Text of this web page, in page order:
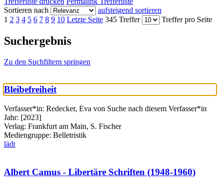
Sortieren nach
aufsteigend sortieren
1 2 3 4 5 6 7 8 9 10 Letzte Seite 345 Treffer Treffer pro Seite
Suchergebnis
Zu den Suchfiltern springen
Bleibefreiheit
Verfasser*in: Redecker, Eva von Suche nach diesem Verfasser*in
Jahr: [2023]
Verlag: Frankfurt am Main, S. Fischer
Mediengruppe: Belletristik
lädt
Albert Camus - Libertäre Schriften (1948-1960)